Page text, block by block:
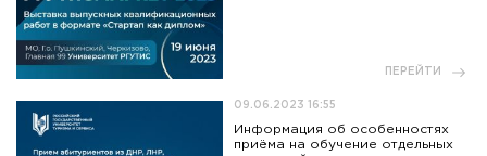
ПЕРЕЙТИ
09.06.2023 16:55
Информация об особенностях
приёма на обучение отдельных